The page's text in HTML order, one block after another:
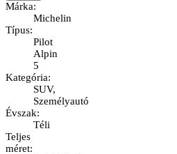
Márka:
Michelin
Típus:
Pilot
Alpin
5
Kategória:
SUV,
Személyautó
Évszak:
Téli
Teljes
méret: